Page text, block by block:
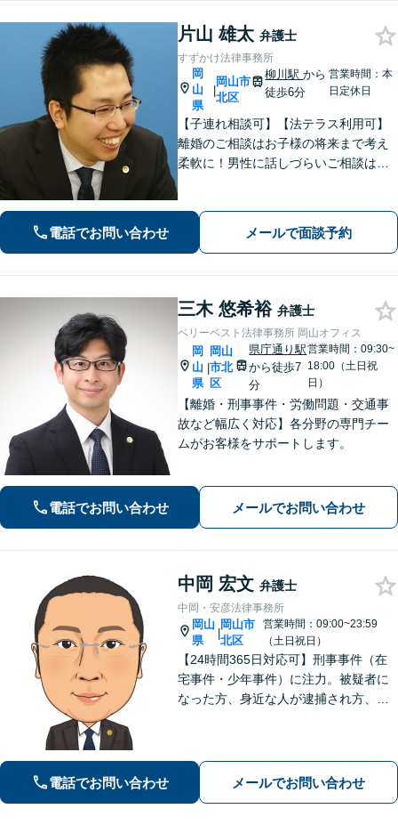
片山 雄太 弁護士
すずかけ法律事務所
岡
山
県
|
岡山市
北区
柳川駅から
徒歩6分
営業時間：本
日定休日
【子連れ相談可】【法テラス利用可】
離婚のご相談はお子様の将来まで考え
柔軟に！男性に話しづらいご相談は女
と連携してきめ細やかに対応【注力分
野初回相談無料】【WEB面談可】
電話でお問い合わせ メールで面談予約
三木 悠希裕 弁護士
ベリーベスト法律事務所 岡山オフィス
岡
山
県
|
岡山
市北
区
県庁通り駅
から徒歩7
分
営業時間：09:30~
18:00（土日祝
日）
【離婚・刑事事件・労働問題・交通事
故など幅広く対応】各分野の専門チー
ムがお客様をサポートします。
電話でお問い合わせ メールでお問い合わせ
中岡 宏文 弁護士
中岡・安彦法律事務所
岡山
県
|
岡山市
北区
営業時間：09:00~23:59
（土日祝日）
【24時間365日対応可】刑事事件（在
宅事件・少年事件）に注力。被疑者に
なった方、身近な人が逮捕され方、す
電話でお問い合わせ メールでお問い合わせ